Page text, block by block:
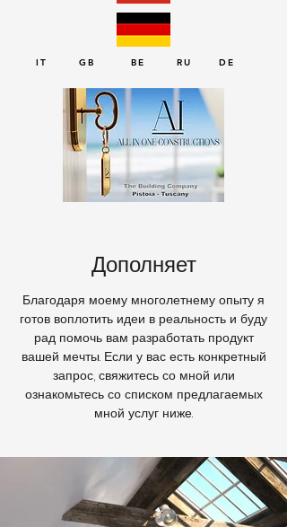
IT GB BE RU DE
Дополняет
Благодаря моему многолетнему опыту я
готов воплотить идеи в реальность и буду
рад помочь вам разработать продукт
вашей мечты. Если у вас есть конкретный
запрос, свяжитесь со мной или
ознакомьтесь со списком предлагаемых
мной услуг ниже.